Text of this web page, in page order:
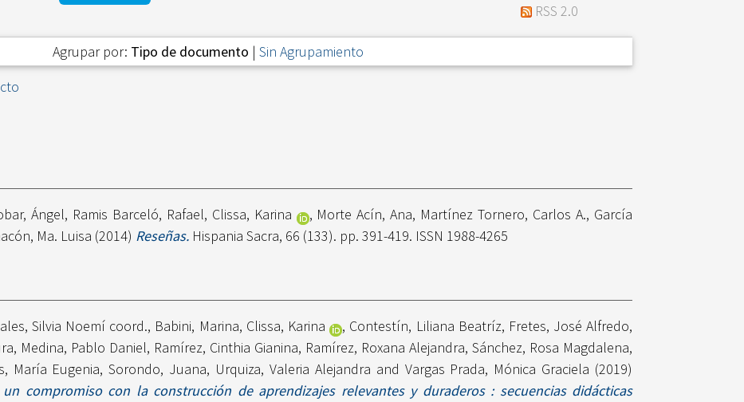
RSS 2.0
Agrupar por: Tipo de documento | Sin Agrupamiento
Ángel, Ramis Barceló, Rafael, Clissa, Karina , Morte Acín, Ana, Martínez Tornero, Carlos A., García
Ma. Luisa (2014) Reseñas. Hispania Sacra, 66 (133). pp. 391-419. ISSN 1988-4265
Silvia Noemí coord., Babini, Marina, Clissa, Karina , Contestín, Liliana Beatríz, Fretes, José Alfredo,
, Medina, Pablo Daniel, Ramírez, Cinthia Gianina, Ramírez, Roxana Alejandra, Sánchez, Rosa Magdalena,
María Eugenia,Sorondo, Juana, Urquiza, Valeria Alejandra and Vargas Prada, Mónica Graciela (2019)
compromiso con la construcción de aprendizajes relevantes y duraderos : secuencias didácticas